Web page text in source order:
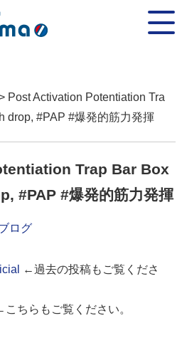
Post Activation Potentiation Tra
drop, #PAP #爆発的筋力発揮
Trap Bar Box
#PAP #爆発的筋力発揮
ログ
←過去の投稿もご覧くださ
ちらもご覧ください。